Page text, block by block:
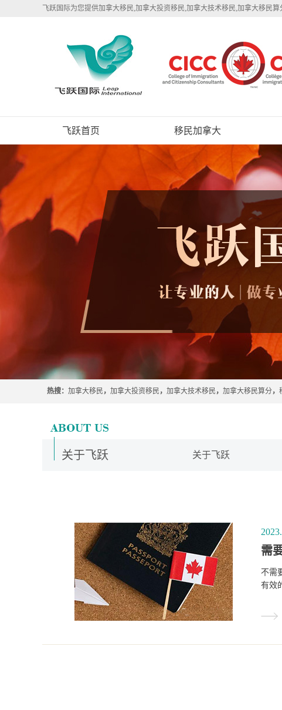
飞跃国际为您提供加拿大移民,加拿大投资移民,加拿大技术移民,加拿大移民算
飞跃首页 移民加拿大
热搜： 加拿大移民 ， 加拿大投资移民 ， 加拿大技术移民 ， 加拿大移民算分，
关于飞跃 关于飞跃
需
不需
有效